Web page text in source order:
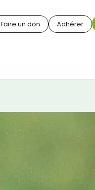
Faire un don Adhérer